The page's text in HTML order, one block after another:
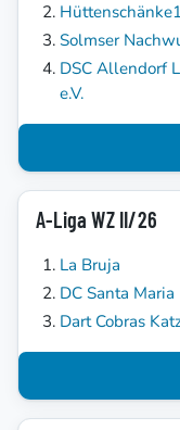
Hüttenschänke1
Solmser
DSC Allendorf
e.V.
A-Liga WZ II/26
La Bruja
DC Santa Maria
Dart Cobras